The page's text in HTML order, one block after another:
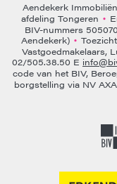
Aendekerk
afdeling Tongeren •
BIV-nummers
Aendekerk) •
Vastgoedmakelaars,
02/505.38.50 E
code van het BIV,
borgstelling via NV